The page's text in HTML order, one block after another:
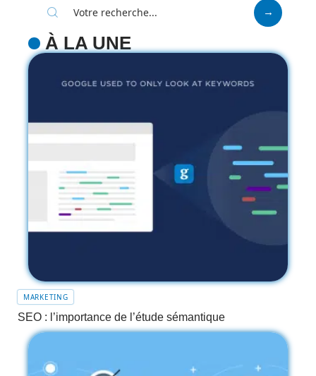
À LA UNE
MARKETING
SEO : l’importance de l’étude sémantique